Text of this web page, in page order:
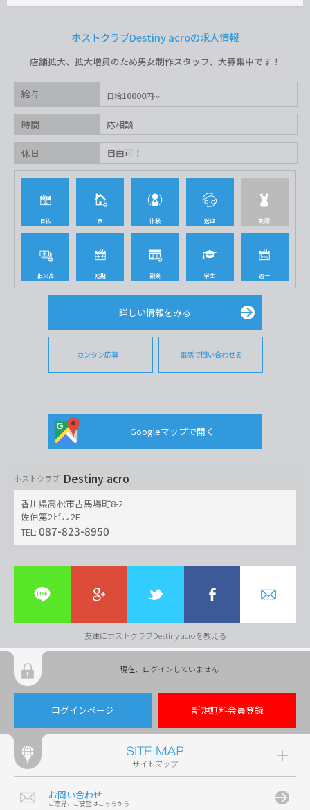
ホストクラブDestiny acroの求人情報
店舗拡大、拡大増員のため男女制作スタッフ、大募集中です！
給与 日給10000円
時間 応相談
休日 自由可！
日払 寮 体験 送迎 制服
出来高 短期 副業 学生 週一
詳しい情報をみる
カンタン応募！ 電話で問い合わせる
Googleマップで開く
ホストクラブ Destiny acro
香川県高松市古馬場町8-2
佐伯第2ビル2F
TEL: 087-823-8950
友達にホストクラブDestiny acroを教える
現在、ログインしていません
ログインページ 新規無料会員登録
サイトマップ
お問い合わせ
ご意見、ご要望はこちらから